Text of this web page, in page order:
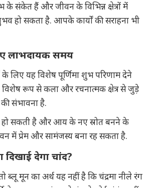
के संकेत हैं और जीवन के विभिन्न क्षेत्रों में
हो सकता है. आपके कार्यों की सराहना भी
लाभदायक समय
लिए यह विशेष पूर्णिमा शुभ परिणाम देने
विशेष रूप से कला और रचनात्मक क्षेत्र से जुड़े
संभावना है.
हो सकती है और आय के नए स्रोत बनने के
में प्रेम और सामंजस्य बना रह सकता है.
देगा चांद?
ब्लू मून का अर्थ यह नहीं है कि चंद्रमा नीले रंग